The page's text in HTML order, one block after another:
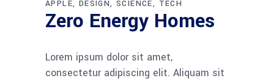
APPLE
DESIGN SCIENCE TECH
Zero Energy Homes
Lorem ipsum dolor sit amet,
consectetur adipiscing elit. Aliquam sit